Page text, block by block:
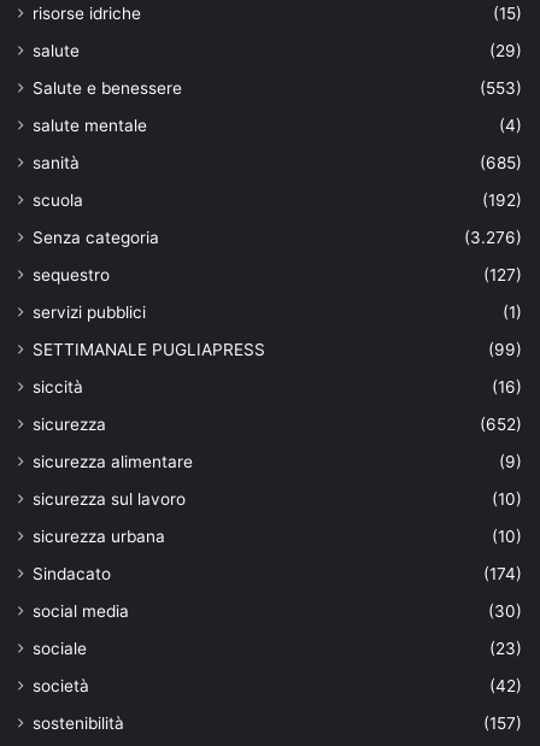
risorse idriche
(15)
salute
(29)
Salute e benessere
(553)
salute mentale
(4)
sanità
(685)
scuola
(192)
Senza categoria
(3.276)
sequestro
(127)
servizi pubblici
(1)
SETTIMANALE PUGLIAPRESS
(99)
siccità
(16)
sicurezza
(652)
sicurezza alimentare
(9)
sicurezza sul lavoro
(10)
sicurezza urbana
(10)
Sindacato
(174)
social media
(30)
sociale
(23)
società
(42)
sostenibilità
(157)